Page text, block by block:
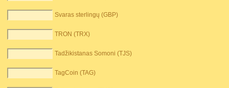
Svaras sterlingų (GBP)
TRON (TRX)
Tadžikistanas Somoni (TJS)
TagCoin (TAG)